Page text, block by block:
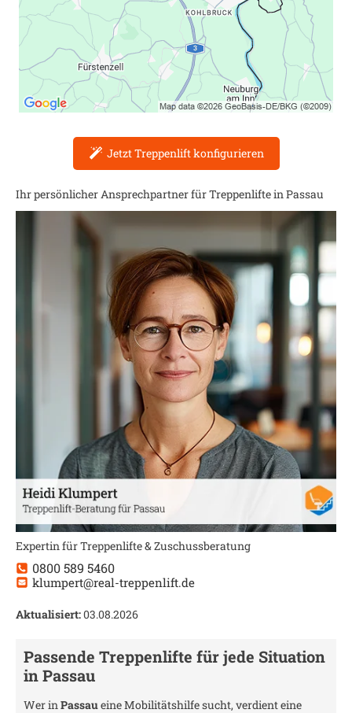
Jetzt Treppenlift konfigurieren
Ihr persönlicher Ansprechpartner für Treppenlifte inPassau
Expertin für Treppenlifte & Zuschussberatung
0800 589 5460
klumpert@real-treppenlift.de
Aktualisiert:03.08.2026
Passende Treppenlifte für jede Situation
inPassau
Wer inPassaueine Mobilitätshilfe sucht, verdient eine